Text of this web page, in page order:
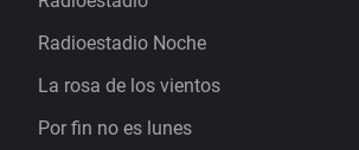
Radioestadio Noche
La rosa de los vientos
Por fin no es lunes